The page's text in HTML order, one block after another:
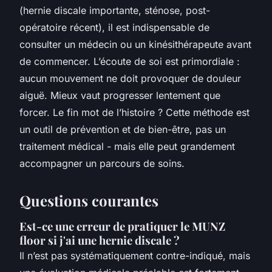
(hernie discale importante, sténose, post-
opératoire récent), il est indispensable de
consulter un médecin ou un kinésithérapeute avant
de commencer. L’écoute de soi est primordiale :
aucun mouvement ne doit provoquer de douleur
aiguë. Mieux vaut progresser lentement que
forcer. Le fin mot de l’histoire ? Cette méthode est
un outil de prévention et de bien-être, pas un
traitement médical - mais elle peut grandement
accompagner un parcours de soins.
Questions courantes
Est-ce une erreur de pratiquer le MUNZ
floor si j'ai une hernie discale ?
Il n’est pas systématiquement contre-indiqué, mais